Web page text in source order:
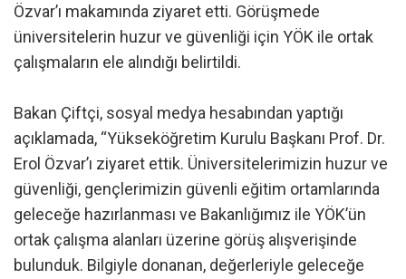
Özvar’ı makamında ziyaret etti. Görüşmede
üniversitelerin huzur ve güvenliği için YÖK ile ortak
çalışmaların ele alındığı belirtildi.
Bakan Çiftçi, sosyal medya hesabından yaptığı
açıklamada, “Yükseköğretim Kurulu Başkanı Prof. Dr.
Erol Özvar’ı ziyaret ettik. Üniversitelerimizin huzur ve
güvenliği, gençlerimizin güvenli eğitim ortamlarında
geleceğe hazırlanması ve Bakanlığımız ile YÖK’ün
ortak çalışma alanları üzerine görüş alışverişinde
bulunduk. Bilgiyle donanan, değerleriyle geleceğe